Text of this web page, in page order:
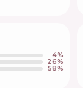
4%
26%
58%